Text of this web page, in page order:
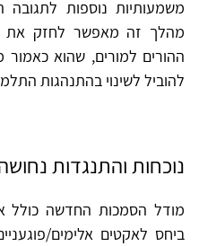
משמעותיות נוספות
מהלך זה מאפשר לחזק את
ההורים למורים, שהוא
להוביל לשינוי בהתנהגות
נוכחות והתנגדות
מודל הסמכות החדשה כולל
ביחס לאקטים אלימים/